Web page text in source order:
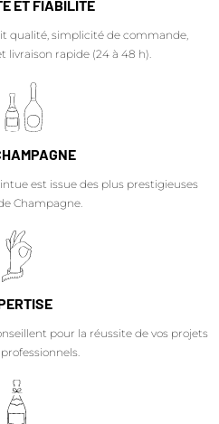
ET FIABILITÉ
qualité, simplicité de commande,
livraison rapide (24 à 48 h).
est issue des plus prestigieuses
Champagne.
pour la réussite de vos projets